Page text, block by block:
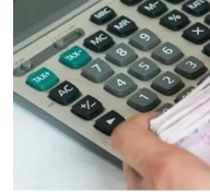
TEKNOLOJİ
BİLGİ
TATİL
RÜYA TABİRİ